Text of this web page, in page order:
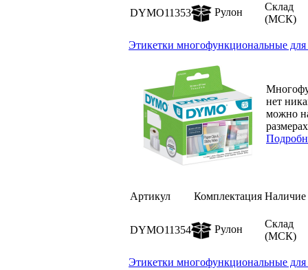
DYMO11353 Рулон
Склад
(МСК)
Этикетки многофункциональные
нет
можно
Артикул Комплектация Наличие
DYMO11354 Рулон
Склад
(МСК)
Этикетки многофункциональные